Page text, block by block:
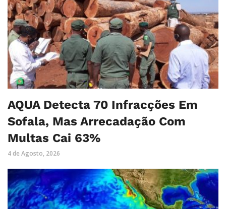
AQUA Detecta 70 Infracções Em
Sofala, Mas Arrecadação Com
Multas Cai 63%
4 de Agosto, 2026